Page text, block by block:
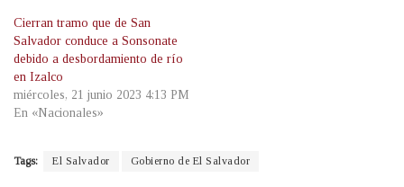
Cierran tramo que de San
Salvador conduce a Sonsonate
debido a desbordamiento de río
en Izalco
miércoles, 21 junio 2023 4:13 PM
En «Nacionales»
Tags: El Salvador Gobierno de El Salvador